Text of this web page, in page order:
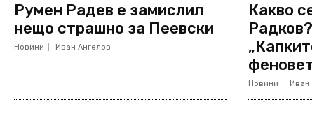
Румен Радев е замислил
нещо страшно за Пеевски
Новини Иван Ангелов
Какво
Новини Иван